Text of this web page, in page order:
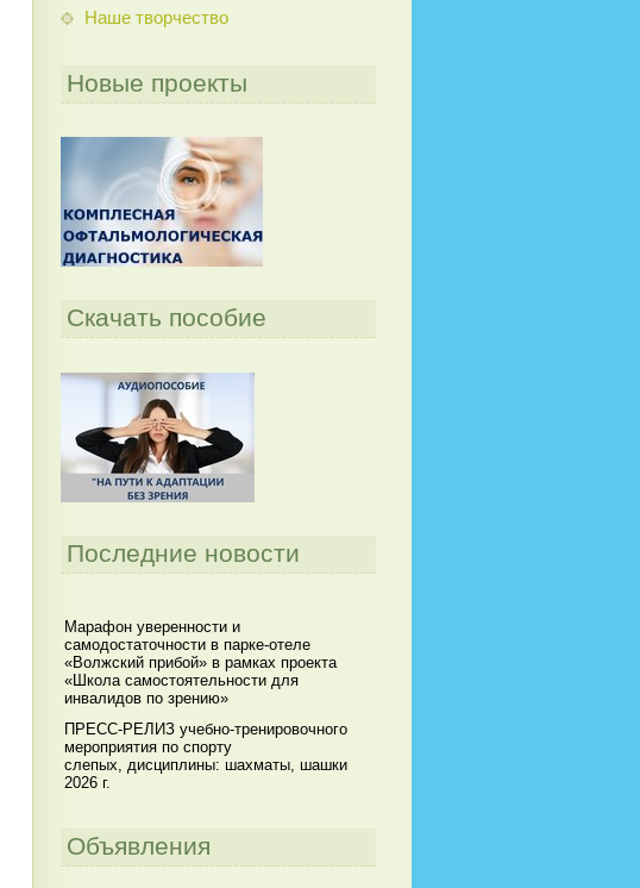
Наше творчество
Новые проекты
Скачать пособие
Последние новости
Марафон уверенности и
самодостаточности в парке-отеле
«Волжский прибой» в рамках проекта
«Школа самостоятельности для
инвалидов по зрению»
ПРЕСС-РЕЛИЗ учебно-тренировочного
мероприятия по спорту
слепых, дисциплины: шахматы, шашки
2026 г.
Объявления